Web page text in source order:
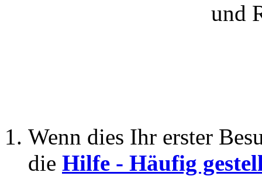
und
Wenn dies Ihr erster
die Hilfe - Häufig